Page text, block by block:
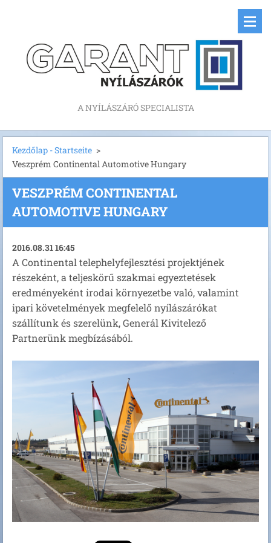
A NYÍLÁSZÁRÓ SPECIALISTA
Kezdőlap - Startseite >
Veszprém Continental Automotive Hungary
VESZPRÉM CONTINENTAL
AUTOMOTIVE HUNGARY
2016.08.31 16:45
A Continental telephelyfejlesztési projektjének
részeként, a teljeskörű szakmai egyeztetések
eredményeként irodai környezetbe való, valamint
ipari követelmények megfelelő nyílászárókat
szállítunk és szerelünk, Generál Kivitelező
Partnerünk megbízásából.